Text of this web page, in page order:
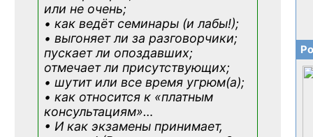
или не очень;
• как ведёт семинары (и лабы!);
• выгоняет ли за разговорчики;
пускает ли опоздавших;
отмечает ли присутствующих;
• шутит или все время угрюм(а);
• как относится к «платным
консультациям»…
• И как экзамены принимает,